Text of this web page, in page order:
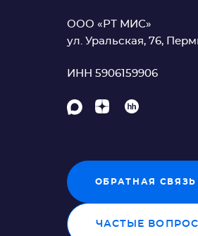
ООО «РТ МИС»
ул. Уральская, 76,
ИНН 5906159906
ОБРАТНАЯ СВЯЗЬ
ЧАСТЫЕ